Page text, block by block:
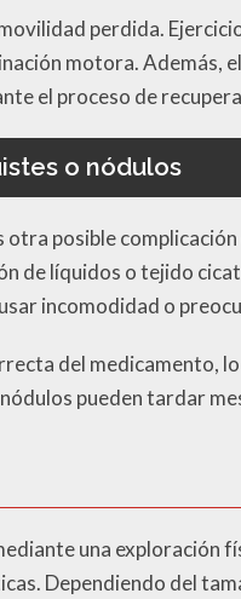
perdida.
motora. Además,
el proceso de
o nódulos
posible
de líquidos o tejido
incomodidad o
del medicamento,
pueden tardar
una exploración
Dependiendo del